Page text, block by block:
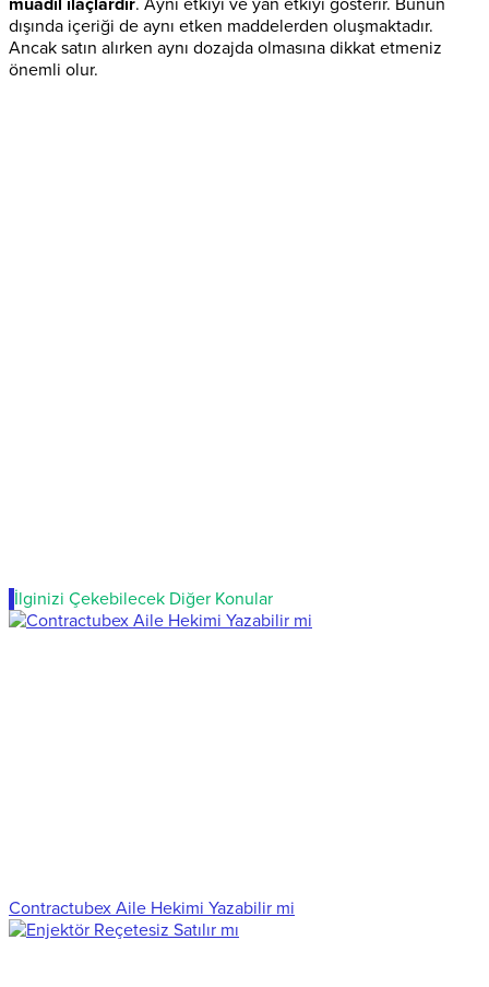
dışında içeriği de aynı etken maddelerden oluşmaktadır.
Ancak satın alırken aynı dozajda olmasına dikkat etmeniz
önemli olur.
İlginizi Çekebilecek Diğer Konular
Contractubex Aile Hekimi Yazabilir mi